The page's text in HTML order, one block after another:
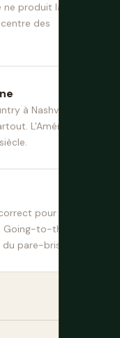
produit la
des
à Nashville,
L'Amérique
pour
Going-to-the-
pare-brise.